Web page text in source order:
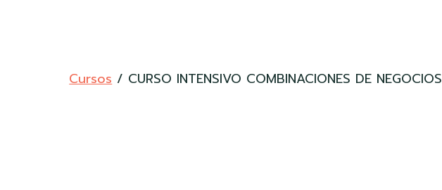
Cursos / CURSO INTENSIVO COMBINACIONES DE NEGOCIOS